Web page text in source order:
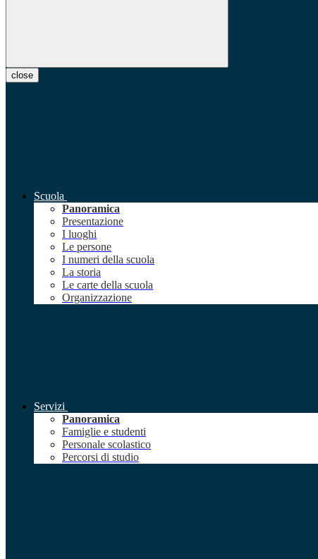
close
Scuola
Panoramica
Presentazione
I luoghi
Le persone
I numeri della scuola
La storia
Le carte della scuola
Organizzazione
Servizi
Panoramica
Famiglie e studenti
Personale scolastico
Percorsi di studio